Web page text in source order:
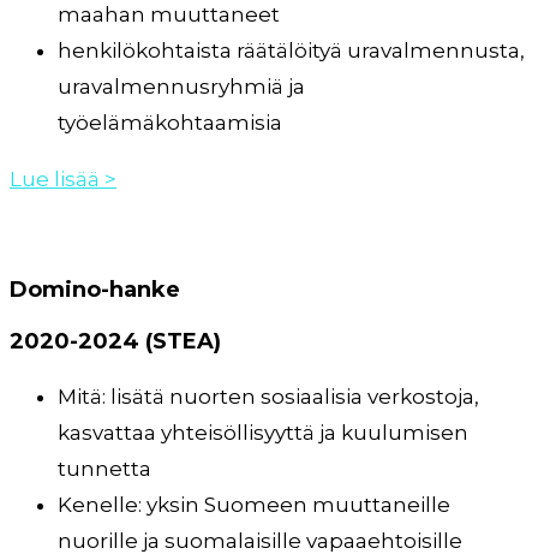
maahan muuttaneet
henkilökohtaista räätälöityä uravalmennusta,
uravalmennusryhmiä ja
työelämäkohtaamisia
Lue lisää >
Domino-hanke
2020-2024 (STEA)
Mitä: lisätä nuorten sosiaalisia verkostoja,
kasvattaa yhteisöllisyyttä ja kuulumisen
tunnetta
Kenelle: yksin Suomeen muuttaneille
nuorille ja suomalaisille vapaaehtoisille